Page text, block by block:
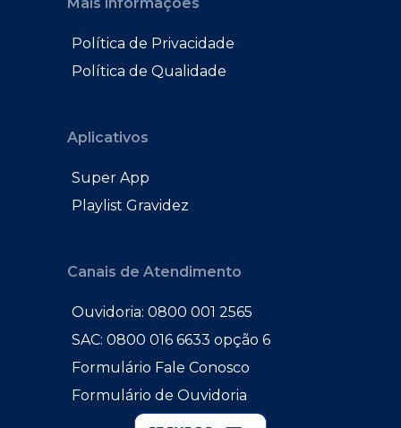
Mais informações
Política de Privacidade
Política de Qualidade
Aplicativos
Super App
Playlist Gravidez
Canais de Atendimento
Ouvidoria: 0800 001 2565
SAC: 0800 016 6633 opção 6
Formulário Fale Conosco
Formulário de Ouvidoria